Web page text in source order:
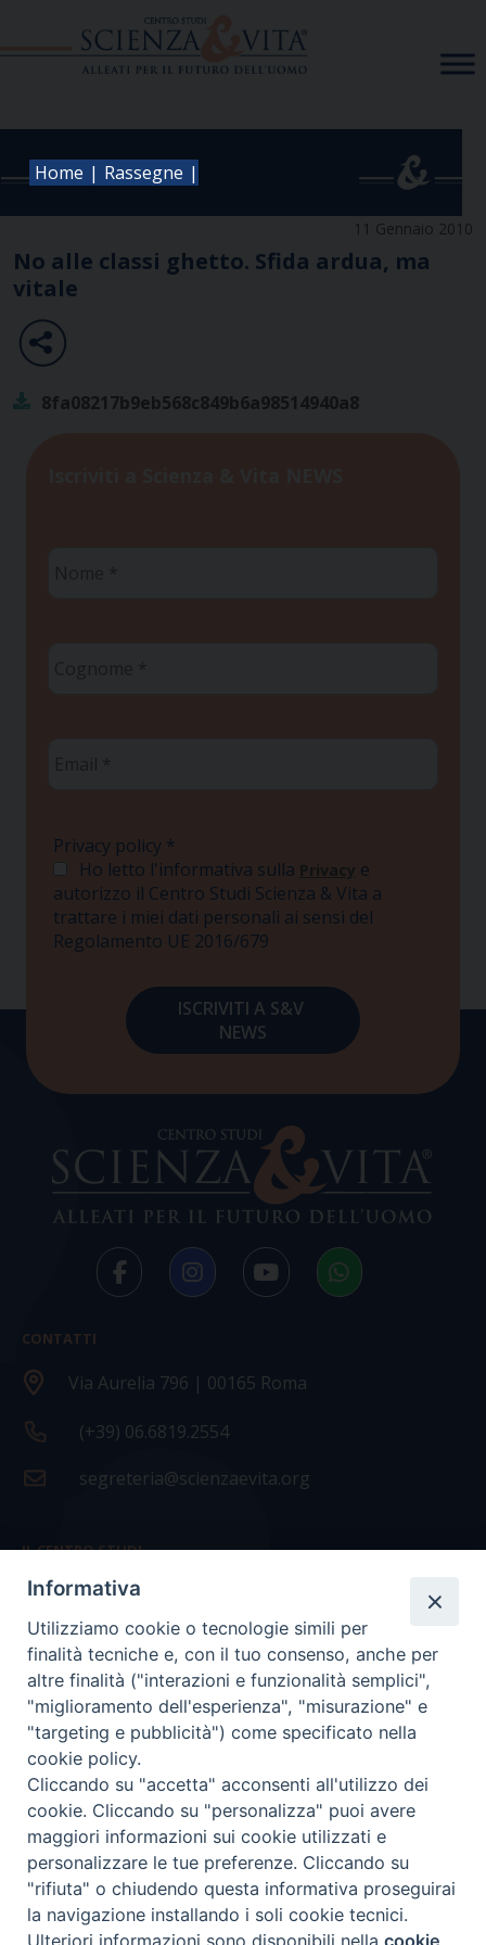
Home | Rassegne |
11 Gennaio 2010
No alle classi ghetto. Sfida ardua, ma
vitale
8fa08217b9eb568c849b6a98514940a8
Privacy policy *
Ho letto l'informativa sulla Privacy e
autorizzo il Centro Studi Scienza & Vita a
trattare i miei dati personali ai sensi del
Regolamento UE 2016/679
CONTATTI
Via Aurelia 796 | 00165 Roma
(+39) 06.6819.2554
segreteria@scienzaevita.org
IL CENTRO STUDI
La nostra storia
Statuto
Presidenza e ufficio presidenza
Consiglio scientifico
Coordinamento nazionale
COPYRIGHT Scienza & Vita - C.F96600690588- Tutti i
diritti -Privacy- Credits
Informativa
Utilizziamo cookie o tecnologie simili per
finalità tecniche e, con il tuo consenso, anche per
altre finalità ("interazioni e funzionalità semplici",
"miglioramento dell'esperienza", "misurazione" e
"targeting e pubblicità") come specificato nella
cookie policy.
Cliccando su "accetta" acconsenti all'utilizzo dei
cookie. Cliccando su "personalizza" puoi avere
maggiori informazioni sui cookie utilizzati e
personalizzare le tue preferenze. Cliccando su
"rifiuta" o chiudendo questa informativa proseguirai
la navigazione installando i soli cookie tecnici.